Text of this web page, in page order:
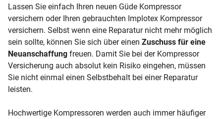
Lassen Sie einfach Ihren neuen Güde Kompressor
versichern oder Ihren gebrauchten Implotex Kompressor
versichern. Selbst wenn eine Reparatur nicht mehr möglich
sein sollte, können Sie sich über einen Zuschuss für eine
Neuanschaffung freuen. Damit Sie bei der Kompressor
Versicherung auch absolut kein Risiko eingehen, müssen
Sie nicht einmal einen Selbstbehalt bei einer Reparatur
leisten.
Hochwertige Kompressoren werden auch immer häufiger